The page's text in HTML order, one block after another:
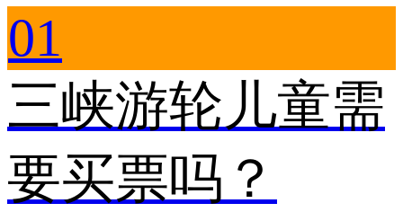
01
三峡游轮儿童需
要买票吗？